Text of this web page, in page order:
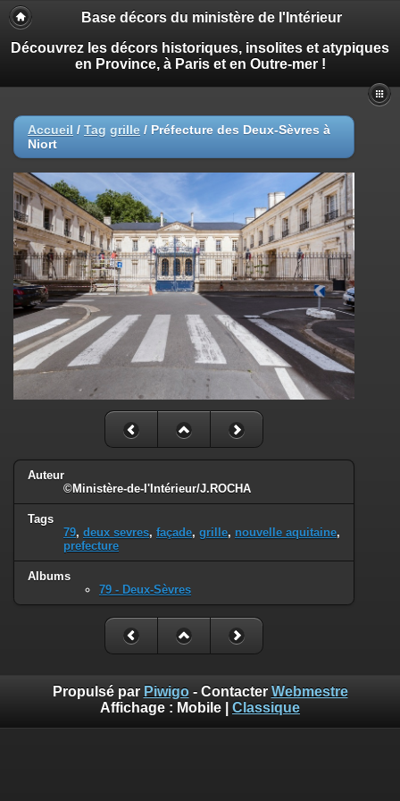
Base décors du ministère de l'Intérieur
Découvrez les décors historiques, insolites et atypiques
en Province, à Paris et en Outre-mer !
Accueil / Tag grille / Préfecture des Deux-Sèvres à
Niort
Auteur
©Ministère-de-l'Intérieur/J.ROCHA
Tags
79, deux sevres, façade, grille, nouvelle aquitaine,
prefecture
Albums
79 - Deux-Sèvres
Propulsé par Piwigo- Contacter Webmestre
Affichage : Mobile Classique